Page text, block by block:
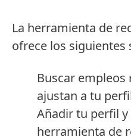
La herramienta de
ofrece los siguientes
Buscar empleos
ajustan a tu
Añadir tu perfil
herramienta de